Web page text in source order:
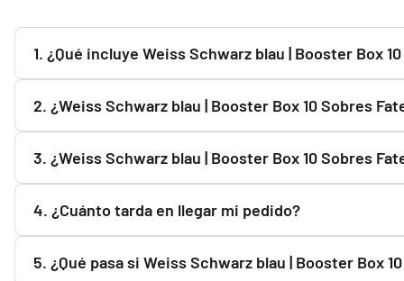
Liao Fu Guan "Joltdengo" Mazo World Championship 2025 Deck
1. ¿Qué incluye Weiss Schwarz blau | Booster Box
2. ¿Weiss Schwarz blau | Booster Box 10 Sobres
nuestros proveedores y distribuidores.
3. ¿Weiss Schwarz blau | Booster Box 10 Sobres
10 Sobres Fate/strange Fake sellado de fábrica.
4. ¿Cuánto tarda en llegar mi pedido?
5. ¿Qué pasa si Weiss Schwarz blau | Booster Box